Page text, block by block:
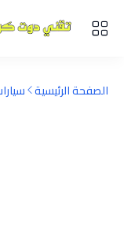
الصفحة الرئيسية